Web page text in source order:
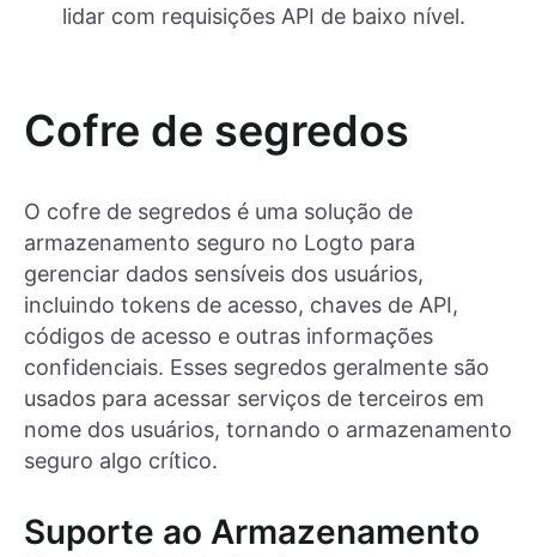
lidar com requisições API de baixo nível.
Cofre de segredos
O cofre de segredos é uma solução de
armazenamento seguro no Logto para
gerenciar dados sensíveis dos usuários,
incluindo tokens de acesso, chaves de API,
códigos de acesso e outras informações
confidenciais. Esses segredos geralmente são
usados para acessar serviços de terceiros em
nome dos usuários, tornando o armazenamento
seguro algo crítico.
Suporte ao Armazenamento